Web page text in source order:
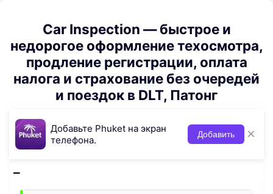
Car Inspection — быстрое и
недорогое оформление техосмотра,
продление регистрации, оплата
налога и страхование без очередей
и поездок в DLT, Патонг
Добавьте Phuket на экран
телефона.
Добавить ×